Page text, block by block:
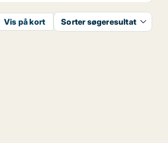
Vis på kort Sorter søgeresultat